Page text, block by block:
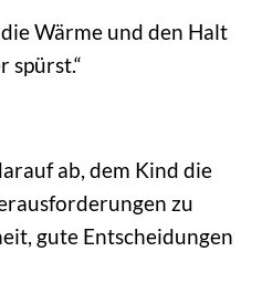
Wärme und den Halt
spürst.“
ab, dem Kind die
zu
gute Entscheidungen